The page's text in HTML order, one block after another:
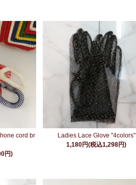
cord br
円)
Ladies Lace Glove "4colors"
1,180円(税込1,298円)